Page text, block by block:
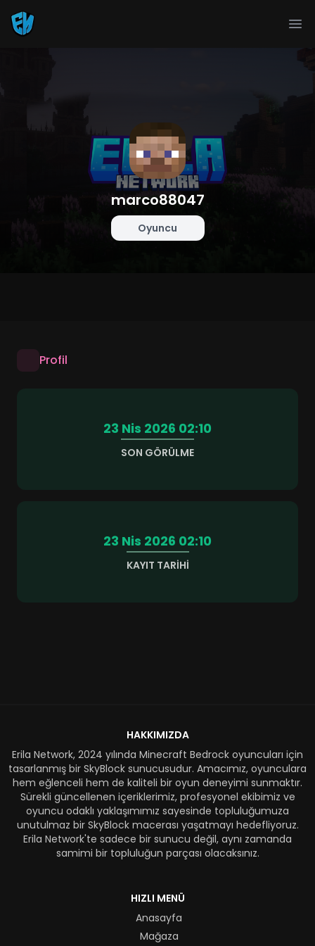
marco88047
Oyuncu
Profil
23 Nis 2026 02:10
SON GÖRÜLME
23 Nis 2026 02:10
KAYIT TARIHI
HAKKIMIZDA
Erila Network, 2024 yılında Minecraft Bedrock oyuncuları için
tasarlanmış bir SkyBlock sunucusudur. Amacımız, oyunculara
hem eğlenceli hem de kaliteli bir oyun deneyimi sunmaktır.
Sürekli güncellenen içeriklerimiz, profesyonel ekibimiz ve
oyuncu odaklı yaklaşımımız sayesinde topluluğumuza
unutulmaz bir SkyBlock macerası yaşatmayı hedefliyoruz.
Erila Network'te sadece bir sunucu değil, aynı zamanda
samimi bir topluluğun parçası olacaksınız.
HIZLI MENÜ
Anasayfa
Mağaza